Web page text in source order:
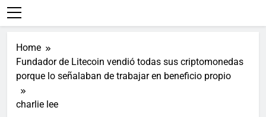
Home
Fundador de Litecoin vendió todas sus criptomonedas
porque lo señalaban de trabajar en beneficio propio
charlie lee